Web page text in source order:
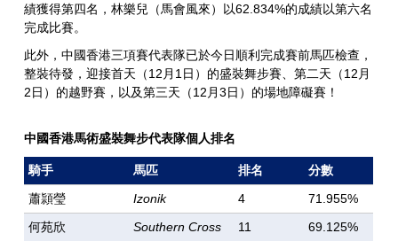
績獲得第四名，林樂兒（馬會風來）以62.834%的成績以第六名
完成比賽。
此外，中國香港三項賽代表隊已於今日順利完成賽前馬匹檢查，
整裝待發，迎接首天（12月1日）的盛裝舞步賽、第二天（12月
2日）的越野賽，以及第三天（12月3日）的場地障礙賽！
中國香港馬術盛裝舞步代表隊個人排名
騎手 馬匹 排名
分數
蕭頴瑩
Izonik 4
71.955%
何苑欣
Southern Cross
11 69.125%